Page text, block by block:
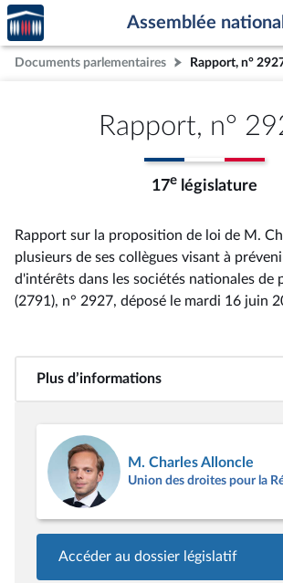
Aller au contenu
Aller en bas de la page
Accèder
à la
page
d'accueil
Assemblée
Documents parlementaires Rapport, n°
Rapport, n°
17e législature
Rapport sur la proposition de loi de M.
plusieurs de ses collègues visant à
d'intérêts dans les sociétés nationales de
(2791), n° 2927, déposé le mardi 16 juin
Plus d’informations
<b>Plus
M. Charles Alloncle
Union des droites pour la
Accéder au dossier législatif